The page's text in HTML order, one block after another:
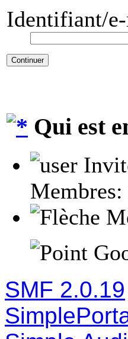
Identifiant/
Qui est
Membres:
SMF 2.0.19